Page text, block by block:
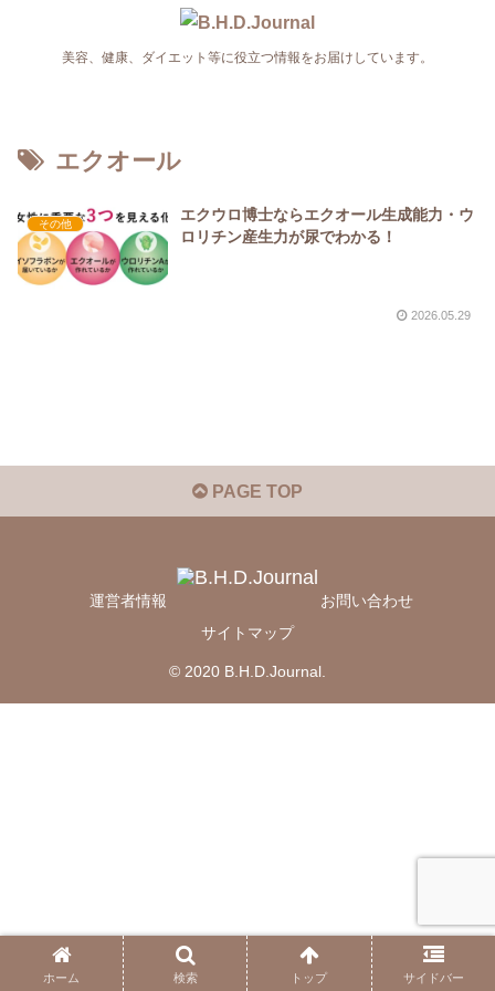
美容、健康、ダイエット等に役立つ情報をお届けしています。
エクオール
その他
エクウロ博士ならエクオール生成能力・ウ
ロリチン産生力が尿でわかる！
2026.05.29
PAGE TOP
運営者情報
お問い合わせ
サイトマップ
© 2020 B.H.D.Journal.
ホーム 検索 トップ サイドバー